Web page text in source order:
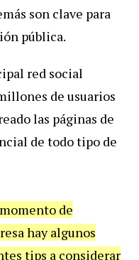
son clave para
pública.
red social
de usuarios
las páginas de
de todo tipo de
de
hay algunos
tips a considerar